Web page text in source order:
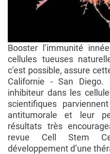
Booster l’immunité
cellules tueuses
c’est possible, assure
Californie - San Diego.
inhibiteur dans les
scientifiques
antitumorale et leur
résultats très
revue Cell Stem
développement d’une